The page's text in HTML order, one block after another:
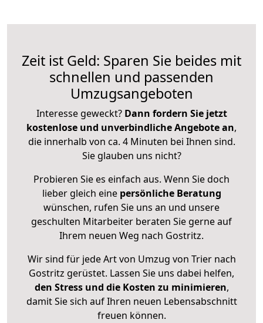
Zeit ist Geld: Sparen Sie beides mit
schnellen und passenden
Umzugsangeboten
Interesse geweckt? Dann fordern Sie jetzt
kostenlose und unverbindliche Angebote an,
die innerhalb von ca. 4 Minuten bei Ihnen sind.
Sie glauben uns nicht?
Probieren Sie es einfach aus. Wenn Sie doch
lieber gleich eine persönliche Beratung
wünschen, rufen Sie uns an und unsere
geschulten Mitarbeiter beraten Sie gerne auf
Ihrem neuen Weg nach Gostritz.
Wir sind für jede Art von Umzug von Trier nach
Gostritz gerüstet. Lassen Sie uns dabei helfen,
den Stress und die Kosten zu minimieren,
damit Sie sich auf Ihren neuen Lebensabschnitt
freuen können.